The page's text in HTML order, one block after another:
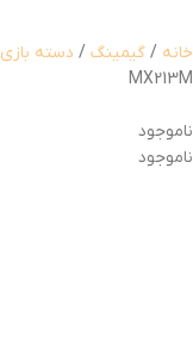
خانه گیمینگ دسته بازی
MX213M
ناموجود
ناموجود